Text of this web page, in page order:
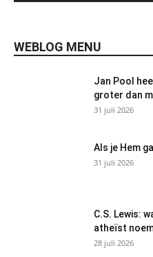
WEBLOG MENU
Jan Pool
groter dan
31 juli 2026
Als je Hem
31 juli 2026
C.S. Lewis:
atheïst
28 juli 2026